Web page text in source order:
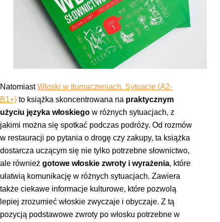
NatomiastWłoski w tłumaczeniach. Sytuacje (A2-
B1+) to książka skoncentrowana na praktycznym
użyciu języka włoskiego w różnych sytuacjach, z
jakimi można się spotkać podczas podróży. Od rozmów
w restauracji po pytania o drogę czy zakupy, ta książka
dostarcza uczącym się nie tylko potrzebne słownictwo,
ale również gotowe włoskie zwroty i wyrażenia, które
ułatwią komunikację w różnych sytuacjach. Zawiera
także ciekawe informacje kulturowe, które pozwolą
lepiej zrozumieć włoskie zwyczaje i obyczaje. Z tą
pozycją podstawowe zwroty po włosku potrzebne w